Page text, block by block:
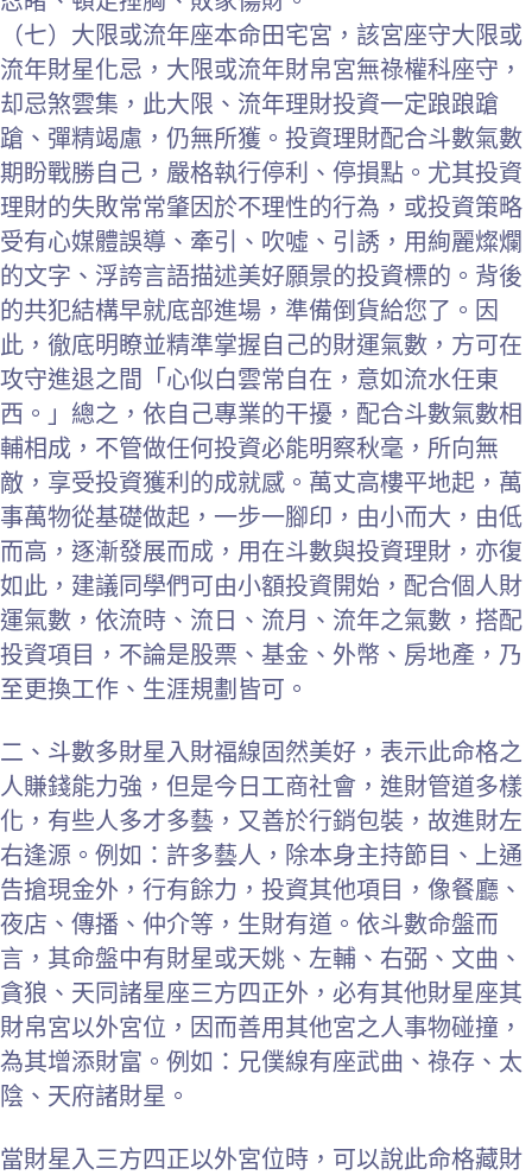
（七）大限或流年座本命田宅宮，該宮座守大限或
流年財星化忌，大限或流年財帛宮無祿權科座守，
却忌煞雲集，此大限、流年理財投資一定踉踉蹌
蹌、彈精竭慮，仍無所獲。投資理財配合斗數氣數
期盼戰勝自己，嚴格執行停利、停損點。尤其投資
理財的失敗常常肇因於不理性的行為，或投資策略
受有心媒體誤導、牽引、吹噓、引誘，用絢麗燦爛
的文字、浮誇言語描述美好願景的投資標的。背後
的共犯結構早就底部進場，準備倒貨給您了。因
此，徹底明瞭並精準掌握自己的財運氣數，方可在
攻守進退之間「心似白雲常自在，意如流水任東
西。」總之，依自己專業的干擾，配合斗數氣數相
輔相成，不管做任何投資必能明察秋毫，所向無
敵，享受投資獲利的成就感。萬丈高樓平地起，萬
事萬物從基礎做起，一步一腳印，由小而大，由低
而高，逐漸發展而成，用在斗數與投資理財，亦復
如此，建議同學們可由小額投資開始，配合個人財
運氣數，依流時、流日、流月、流年之氣數，搭配
投資項目，不論是股票、基金、外幣、房地產，乃
至更換工作、生涯規劃皆可。
二、斗數多財星入財福線固然美好，表示此命格之
人賺錢能力強，但是今日工商社會，進財管道多樣
化，有些人多才多藝，又善於行銷包裝，故進財左
右逢源。例如：許多藝人，除本身主持節目、上通
告搶現金外，行有餘力，投資其他項目，像餐廳、
夜店、傳播、仲介等，生財有道。依斗數命盤而
言，其命盤中有財星或天姚、左輔、右弼、文曲、
貪狼、天同諸星座三方四正外，必有其他財星座其
財帛宮以外宮位，因而善用其他宮之人事物碰撞，
為其增添財富。例如：兄僕線有座武曲、祿存、太
陰、天府諸財星。
當財星入三方四正以外宮位時，可以說此命格藏財